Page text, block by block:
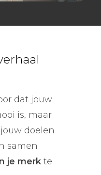
dat jouw
is, maar
doelen
samen
je merkte